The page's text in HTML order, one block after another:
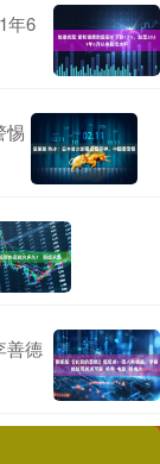
年6
惕
善德